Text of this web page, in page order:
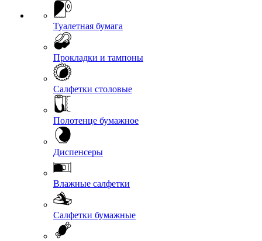
Туалетная бумага
Прокладки и тампоны
Салфетки столовые
Полотенце бумажное
Диспенсеры
Влажные салфетки
Салфетки бумажные